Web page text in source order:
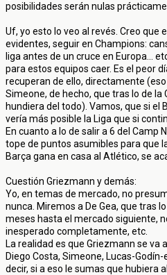
posibilidades serán nulas
Uf, yo esto lo veo al revés. Creo que
evidentes, seguir en Champions:
liga antes de un cruce en Europa...
para estos equipos caer. Es el peor
recuperan de ello, directamente
Simeone, de hecho, que tras lo de la
hundiera del todo). Vamos, que si el
vería más posible la Liga que si
En cuanto a lo de salir a 6 del Camp
tope de puntos asumibles para que
Barça gana en casa al Atlético, se
Cuestión Griezmann y demás:
Yo, en temas de mercado, no
nunca. Miremos a De Gea, que tras
meses hasta el mercado siguiente,
inesperado completamente, etc.
La realidad es que Griezmann se va
Diego Costa, Simeone, Lucas-
decir, si a eso le sumas que hubiera